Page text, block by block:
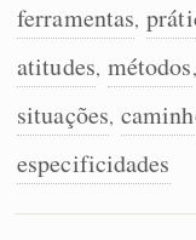
ferramentas,
atitudes, métodos,
situações,
especificidades